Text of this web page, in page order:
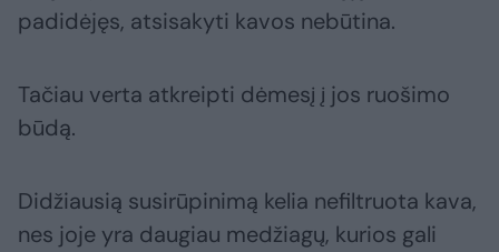
padidėjęs, atsisakyti kavos nebūtina.
Tačiau verta atkreipti dėmesį į jos ruošimo
būdą.
Didžiausią susirūpinimą kelia nefiltruota kava,
nes joje yra daugiau medžiagų, kurios gali